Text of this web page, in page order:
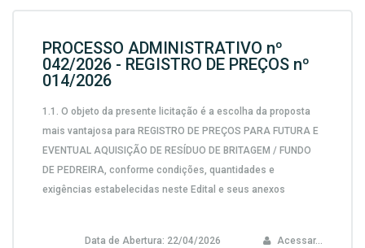
PROCESSO ADMINISTRATIVO nº
042/2026 - REGISTRO DE PREÇOS nº
014/2026
1.1. O objeto da presente licitação é a escolha da proposta
mais vantajosa para REGISTRO DE PREÇOS PARA FUTURA E
EVENTUAL AQUISIÇÃO DE RESÍDUO DE BRITAGEM / FUNDO
DE PEDREIRA, conforme condições, quantidades e
exigências estabelecidas neste Edital e seus anexos
Data de Abertura: 22/04/2026 Acessar...